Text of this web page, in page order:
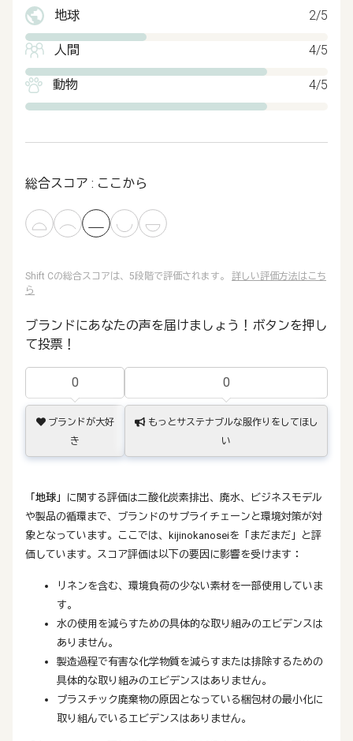
地球 2/5
人間 4/5
動物 4/5
総合スコア : ここから
Shift Cの総合スコアは、5段階で評価されます。 詳しい評価方法はこち
ら
ブランドにあなたの声を届けましょう！ボタンを押し
て投票！
0
ブランドが大好
き
0
もっとサステナブルな服作りをしてほし
い
「地球」
に関する評価は二酸化炭素排出、廃水、ビジネスモデル
や製品の循環まで、ブランドのサプライチェーンと環境対策が対
象となっています。ここでは、kijinokanoseiを「まだまだ」と評
価しています。スコア評価は以下の要因に影響を受けます：
リネンを含む、環境負荷の少ない素材を一部使用していま
す。
水の使用を減らすための具体的な取り組みのエビデンスは
ありません。
製造過程で有害な化学物質を減らすまたは排除するための
具体的な取り組みのエビデンスはありません。
プラスチック廃棄物の原因となっている梱包材の最小化に
取り組んでいるエビデンスはありません。